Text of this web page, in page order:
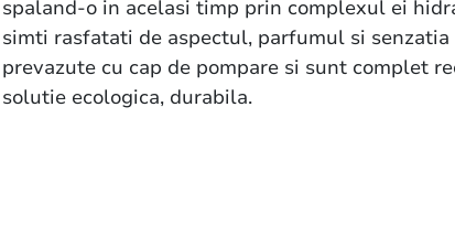
spaland-o in acelasi timp prin complexul ei
simti rasfatati de aspectul, parfumul si
prevazute cu cap de pompare si sunt complet
solutie ecologica, durabila.